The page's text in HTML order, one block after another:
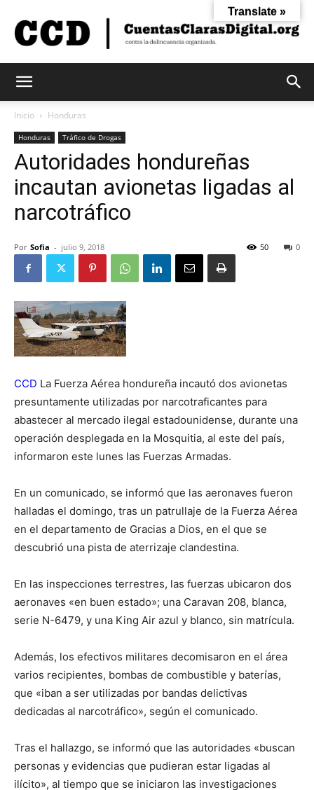
Claras
Inicio Honduras
Honduras Tráfico de Drogas
Autoridades hondureñas
incautan avionetas ligadas al
narcotráfico
Por Sofia - julio 9, 2018 0
50
CCD La Fuerza Aérea hondureña incautó dos avionetas
presuntamente utilizadas por narcotraficantes para
abastecer al mercado ilegal estadounidense, durante una
operación desplegada en la Mosquitia, al este del país,
informaron este lunes las Fuerzas Armadas.
En un comunicado, se informó que las aeronaves fueron
halladas el domingo, tras un patrullaje de la Fuerza Aérea
en el departamento de Gracias a Dios, en el que se
descubrió una pista de aterrizaje clandestina.
En las inspecciones terrestres, las fuerzas ubicaron dos
aeronaves «en buen estado»; una Caravan 208, blanca,
serie N-6479, y una King Air azul y blanco, sin matrícula.
Además, los efectivos militares decomisaron en el área
varios recipientes, bombas de combustible y baterías,
que «iban a ser utilizadas por bandas delictivas
dedicadas al narcotráfico», según el comunicado.
Tras el hallazgo, se informó que las autoridades «buscan
personas y evidencias que pudieran estar ligadas al
ilícito», al tiempo que se iniciaron las investigaciones
Translate »